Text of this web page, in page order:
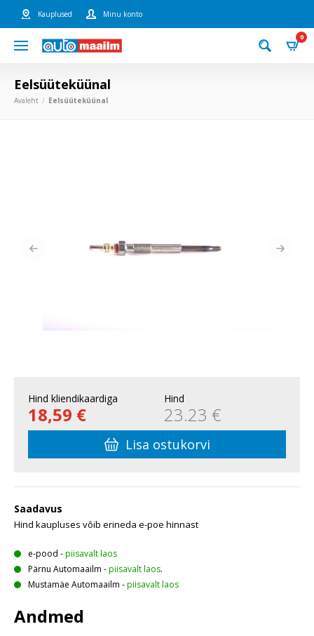
Kauplused Minu konto
0
Eelsüüteküünal
Avaleht Eelsüüteküünal
Hind kliendikaardiga
18,59 €
Hind
23.23 €
Lisa ostukorvi
Saadavus
Hind kaupluses võib erineda e-poe hinnast
e-pood -piisavalt laos
Pärnu Automaailm -piisavalt laos.
Mustamäe Automaailm -piisavalt laos
Andmed